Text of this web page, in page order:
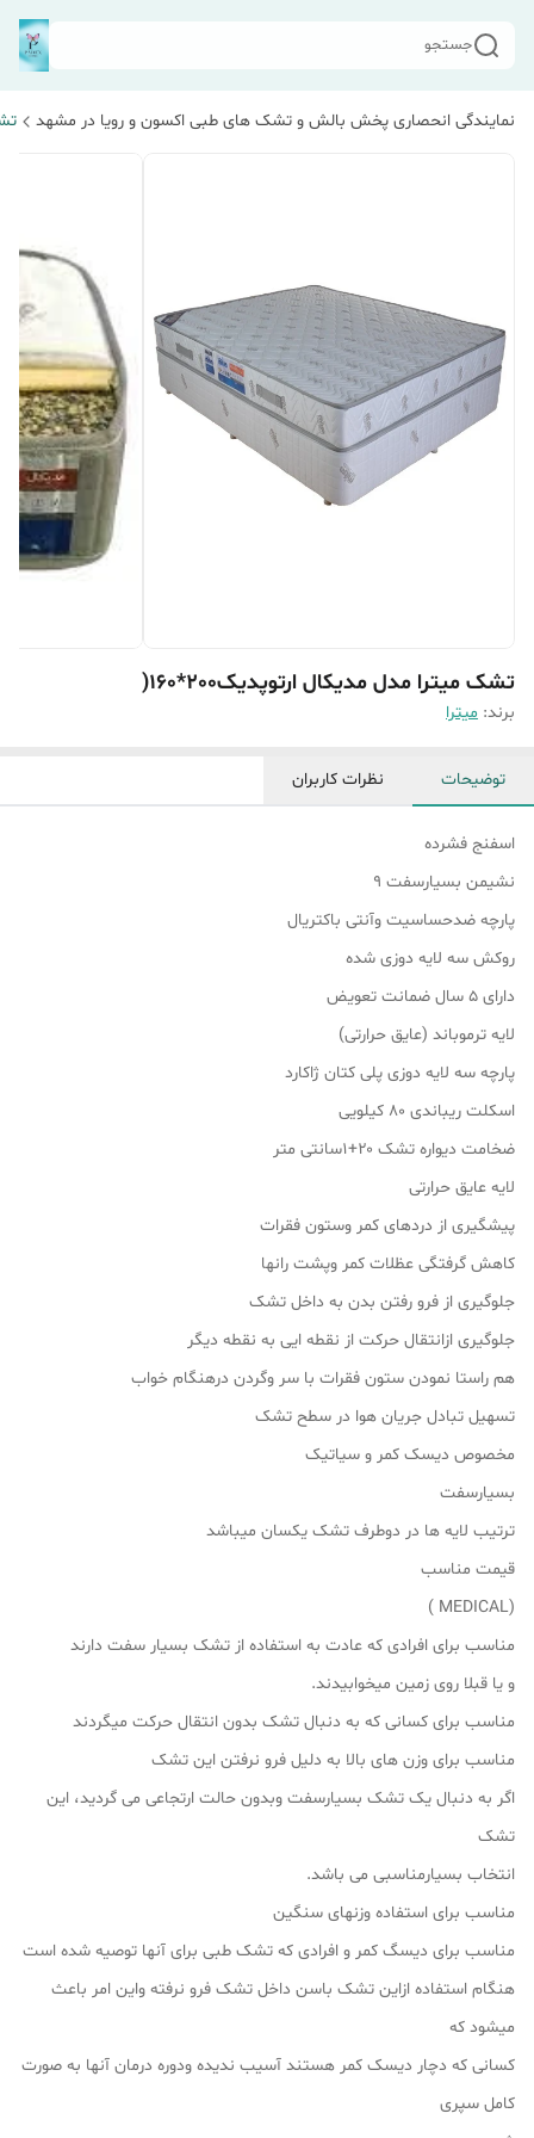
جستجو
نمایندگی انحصاری پخش بالش و تشک های طبی اکسون و رویا در مشهد
تشک میترا مدل مدیکال ارتوپدیک200*160(
برند: میترا
توضیحات نظرات کاربران
اسفنج فشرده
نشیمن بسیارسفت 9
پارچه ضدحساسیت وآنتی باکتریال
روکش سه لایه دوزی شده
دارای ۵ سال ضمانت تعویض
لایه ترموباند (عایق حرارتی)
پارچه سه لایه دوزی پلی کتان ژاکارد
اسکلت ریباندی 80 کیلویی
ضخامت دیواره تشک ۲۰+۱سانتی متر
لایه عایق حرارتی
پیشگیری از دردهای کمر وستون فقرات
کاهش گرفتگی عظلات کمر وپشت رانها
جلوگیری از فرو رفتن بدن به داخل تشک
جلوگیری ازانتقال حرکت از نقطه ایی به نقطه دیگر
هم راستا نمودن ستون فقرات با سر وگردن درهنگام خواب
تسهیل تبادل جریان هوا در سطح تشک
مخصوص دیسک کمر و سیاتیک
بسیارسفت
ترتیب لایه ها در دوطرف تشک یکسان میباشد
قیمت مناسب
(MEDICAL )
مناسب برای افرادی که عادت به استفاده از تشک بسیار سفت دارند
و یا قبلا روی زمین میخوابیدند.
مناسب برای کسانی که به دنبال تشک بدون انتقال حرکت میگردند
مناسب برای وزن های بالا به دلیل فرو نرفتن این تشک
اگر به دنبال یک تشک بسیارسفت وبدون حالت ارتجاعی می گردید، این
تشک
انتخاب بسیارمناسبی می باشد.
مناسب برای استفاده وزنهای سنگین
مناسب برای دیسگ کمر و افرادی که تشک طبی برای آنها توصیه شده است
هنگام استفاده ازاین تشک باسن داخل تشک فرو نرفته واین امر باعث
میشود که
کسانی که دچار دیسک کمر هستند آسیب ندیده ودوره درمان آنها به صورت
کامل سپری